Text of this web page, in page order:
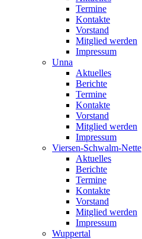
Termine
Kontakte
Vorstand
Mitglied werden
Impressum
Unna
Aktuelles
Berichte
Termine
Kontakte
Vorstand
Mitglied werden
Impressum
Viersen-Schwalm-Nette
Aktuelles
Berichte
Termine
Kontakte
Vorstand
Mitglied werden
Impressum
Wuppertal